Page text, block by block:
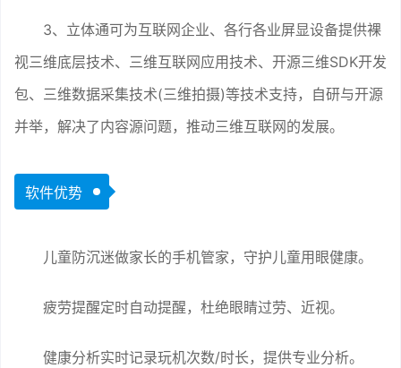
3、立体通可为互联网企业、各行各业屏显设备提供裸
视三维底层技术、三维互联网应用技术、开源三维SDK开发
包、三维数据采集技术(三维拍摄)等技术支持，自研与开源
并举，解决了内容源问题，推动三维互联网的发展。
软件优势
儿童防沉迷做家长的手机管家，守护儿童用眼健康。
疲劳提醒定时自动提醒，杜绝眼睛过劳、近视。
健康分析实时记录玩机次数/时长，提供专业分析。